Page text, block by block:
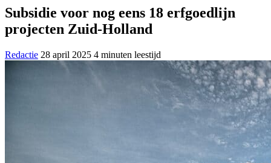
Subsidie voor nog eens 18 erfgoedlijn
projecten Zuid-Holland
Redactie 28 april 2025 4 minuten leestijd